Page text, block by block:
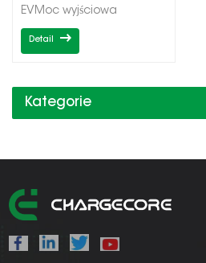
EVMoc wyjściowa
20/40kWPojedyncze/podwójne
Detail
Kategorie